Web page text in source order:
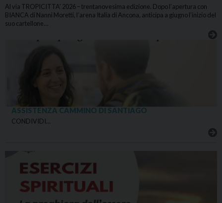
Al via TROPICITTA’ 2026 – trentanovesima edizione. Dopo l’apertura con
BIANCA di Nanni Moretti, l’arena Italia di Ancona, anticipa a giugno l’inizio del
suo cartellone…
ASSISTENZA CAMMINO DI SANTIAGO
CONDIVIDI…